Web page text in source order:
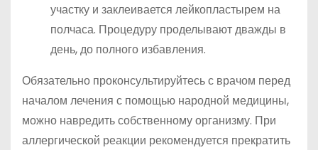
участку и заклеивается лейкопластырем на
полчаса. Процедуру проделывают дважды в
день, до полного избавления.
Обязательно проконсультируйтесь с врачом перед
началом лечения с помощью народной медицины,
можно навредить собственному организму. При
аллергической реакции рекомендуется прекратить